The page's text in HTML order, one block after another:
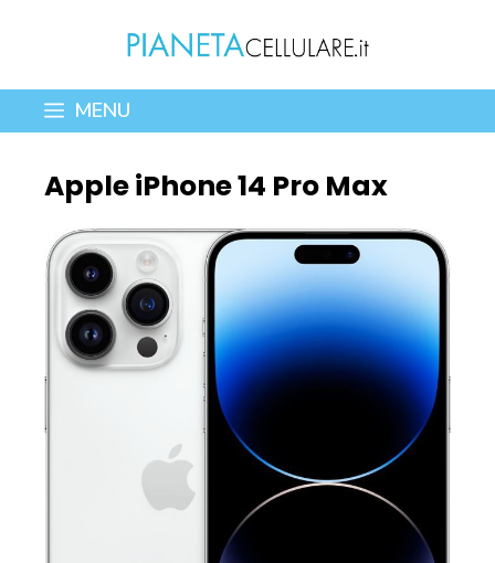
contenuto
MENU
Apple iPhone 14 Pro Max